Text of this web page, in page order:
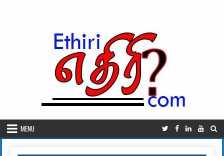
MENU